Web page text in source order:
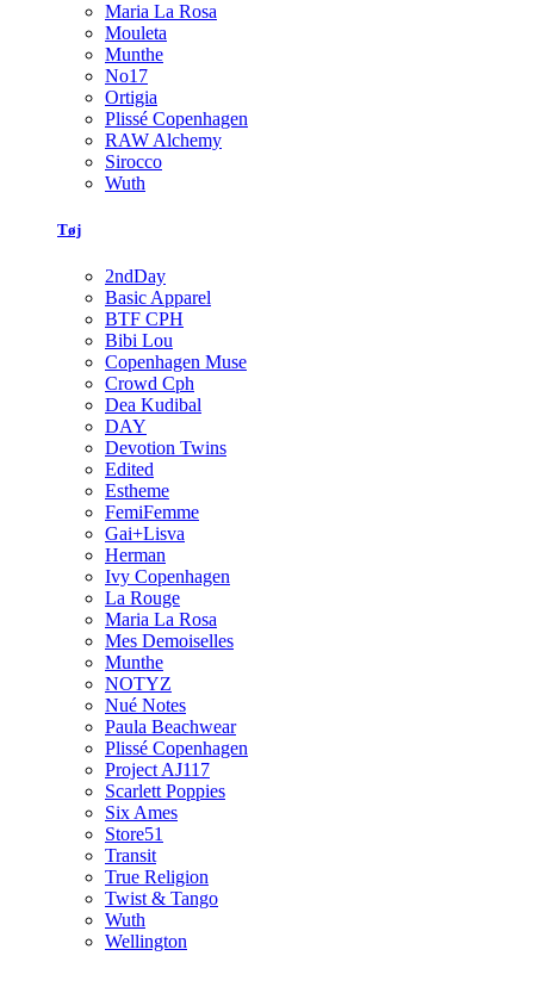
Maria La Rosa
Mouleta
Munthe
No17
Ortigia
Plissé Copenhagen
RAW Alchemy
Sirocco
Wuth
Tøj
2ndDay
Basic Apparel
BTF CPH
Bibi Lou
Copenhagen Muse
Crowd Cph
Dea Kudibal
DAY
Devotion Twins
Edited
Estheme
FemiFemme
Gai+Lisva
Herman
Ivy Copenhagen
La Rouge
Maria La Rosa
Mes Demoiselles
Munthe
NOTYZ
Nué Notes
Paula Beachwear
Plissé Copenhagen
Project AJ117
Scarlett Poppies
Six Ames
Store51
Transit
True Religion
Twist & Tango
Wuth
Wellington